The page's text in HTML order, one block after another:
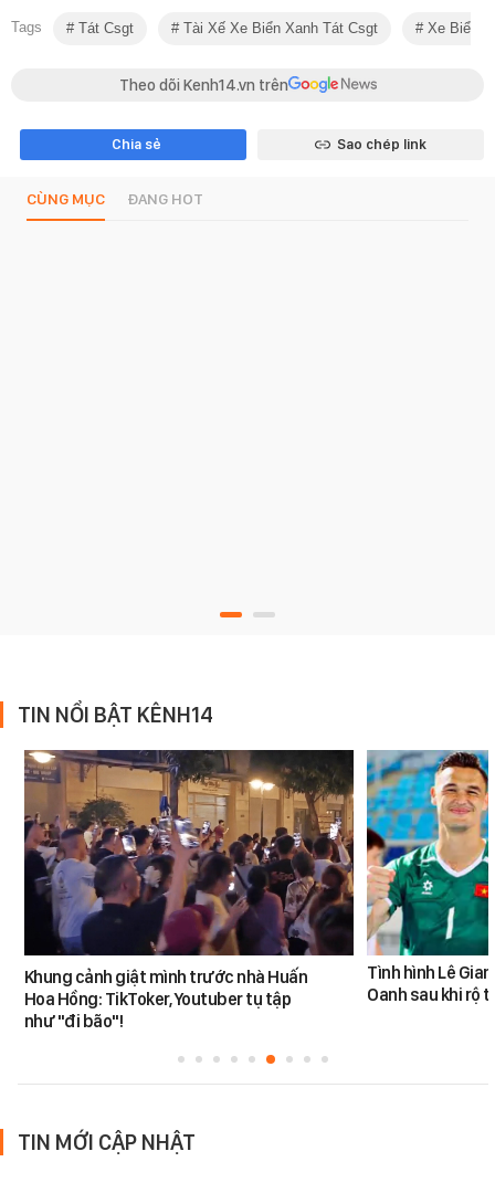
Tags Tát Csgt Tài Xế Xe Biển Xanh Tát Csgt Xe Biển
Theo dõi Kenh14.vn trên
Chia sẻ Sao chép link
CÙNG MỤC ĐANG HOT
TIN NỔI BẬT KÊNH14
Khung cảnh giật mình trước nhà Huấn
Hoa Hồng: TikToker, Youtuber tụ tập
như "đi bão"!
Tình hình Lê
Oanh sau khi rộ
TIN MỚI CẬP NHẬT